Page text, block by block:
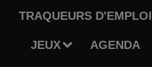
TRAQUEURS D'EMPLOI
JEUX AGENDA